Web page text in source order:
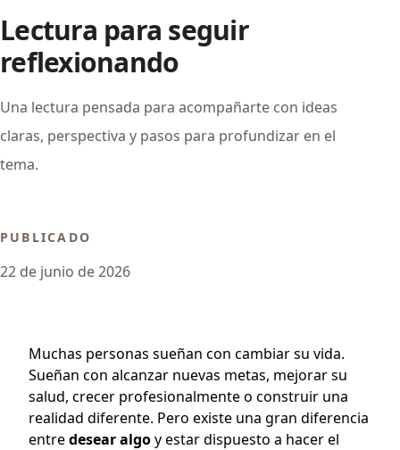
Lectura para seguir
reflexionando
Una lectura pensada para acompañarte con ideas
claras, perspectiva y pasos para profundizar en el
tema.
PUBLICADO
22 de junio de 2026
Muchas personas sueñan con cambiar su vida.
Sueñan con alcanzar nuevas metas, mejorar su
salud, crecer profesionalmente o construir una
realidad diferente. Pero existe una gran diferencia
entredesear algoy estar dispuesto a hacer el